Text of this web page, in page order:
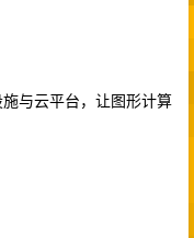
与云平台，让图形计算